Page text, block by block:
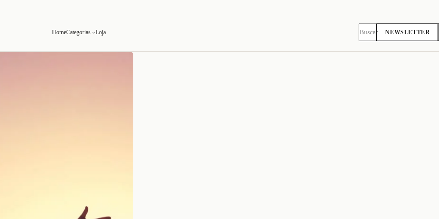
HomeCategorias Loja NEWSLETTER